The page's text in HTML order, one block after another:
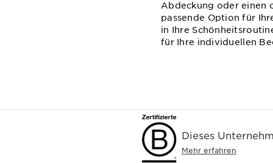
Abdeckung oder einen
passende Option für
in Ihre
für Ihre individuellen
Dieses
Mehr erfahren